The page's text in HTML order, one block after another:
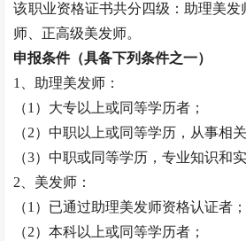
该职业资格证书共分四级：助理美发
师 、正高级美发师。
申报条件（具备下列条件之一）
1、助理美发师 ：
（1）大专以上或同等学历者；
（2）中职以上或同等学历，从事相
（3）中职或同等学历，专业知识和
2、 美发师 ：
（1）已通过助理美发师资格认证者；
（2）本科以上或同等学历者；